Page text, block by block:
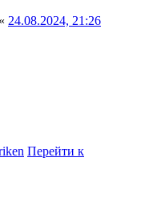
« 24.08.2024, 21:26
Перейти к